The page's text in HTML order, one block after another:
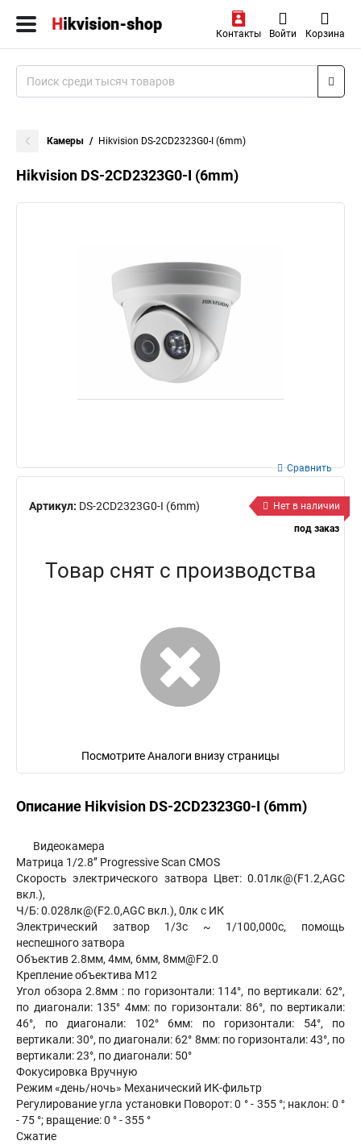
Контакты Войти Корзина
Камеры Hikvision DS-2CD2323G0-I (6mm)
Hikvision DS-2CD2323G0-I (6mm)
Артикул: DS-2CD2323G0-I (6mm)
Сравнить
Нет в наличии
под заказ
Товар снят с производства
Посмотрите Аналоги внизу страницы
Описание Hikvision DS-2CD2323G0-I (6mm)
Видеокамера
Матрица 1/2.8’’ Progressive Scan CMOS
Скорость электрического затвора Цвет: 0.01лк@(F1.2,AGC
вкл.),
Ч/Б: 0.028лк@(F2.0,AGC вкл.), 0лк с ИК
Электрический затвор 1/3с ~ 1/100,000с, помощь
неспешного затвора
Объектив 2.8мм, 4мм, 6мм, 8мм@F2.0
Крепление объектива M12
Угол обзора 2.8мм : по горизонтали: 114°, по вертикали: 62°,
по диагонали: 135° 4мм: по горизонтали: 86°, по вертикали:
46°, по диагонали: 102° 6мм: по горизонтали: 54°, по
вертикали: 30°, по диагонали: 62° 8мм: по горизонтали: 43°, по
вертикали: 23°, по диагонали: 50°
Фокусировка Вручную
Режим «день/ночь» Механический ИК-фильтр
Регулирование угла установки Поворот: 0 ° - 355 °; наклон: 0 °
- 75 °; вращение: 0 ° - 355 °
Сжатие